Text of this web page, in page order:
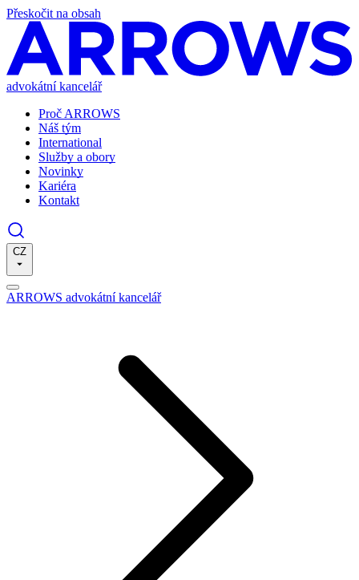
Přeskočit na obsah
advokátní kancelář
Proč ARROWS
Náš tým
International
Služby a obory
Novinky
Kariéra
Kontakt
CZ
ARROWS advokátní kancelář